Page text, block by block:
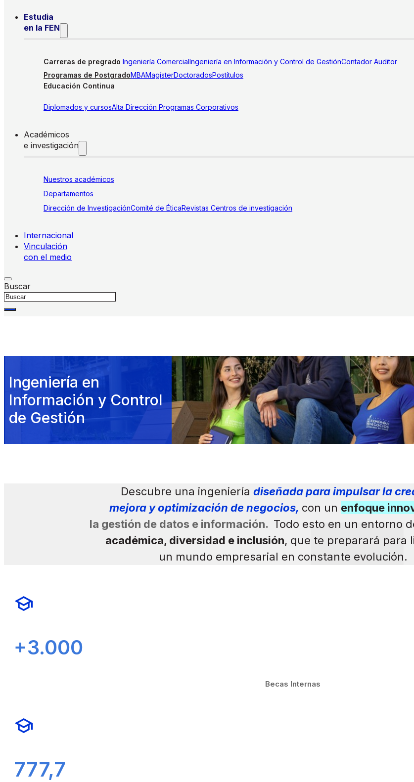
Estudia
en la FEN
Carreras de pregrado Ingeniería ComercialIngeniería en Información y Control de GestiónContador Auditor
Programas de PostgradoMBAMagísterDoctoradosPostítulos
Educación Continua
Diplomados y cursosAlta Dirección Programas Corporativos
Académicos
e investigación
Nuestros académicos
Departamentos
Dirección de InvestigaciónComité de ÉticaRevistas Centros de investigación
Internacional
Vinculación
con el medio
Buscar
Ingeniería en
Información y Control
de Gestión
Descubre una ingenieríadiseñada para impulsar la
mejora y optimización de negocios, con un enfoque
la gestión de datos e información. Todo esto en un entorno
académica, diversidad e inclusión, que te preparará para
un mundo empresarial en constante evolución.
+3.000
Becas Internas
777,7